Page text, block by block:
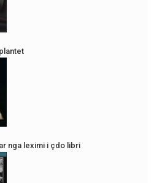
nga leximi i çdo libri